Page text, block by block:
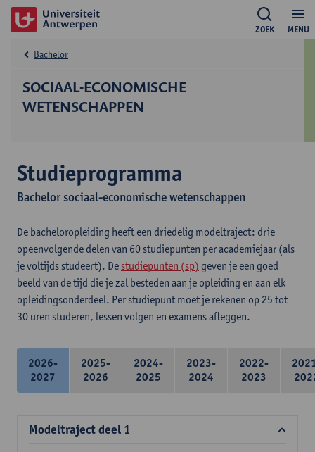
MENU
ZOEK
SOCIAAL-ECONOMISCHE
WETENSCHAPPEN
Bachelor
Studieprogramma
Bachelor sociaal-economische wetenschappen
De bacheloropleiding heeft een driedelig modeltraject: drie
opeenvolgende delen van 60 studiepunten per academiejaar (als
je voltijds studeert). De studiepunten (sp) geven je een goed
beeld van de tijd die je zal besteden aan je opleiding en aan elk
opleidingsonderdeel. Per studiepunt moet je rekenen op 25 tot
30 uren studeren, lessen volgen en examens afleggen.
2026-
2027
2025-
2026
2024-
2025
2023-
2024
2022-
2023
Modeltraject deel 1